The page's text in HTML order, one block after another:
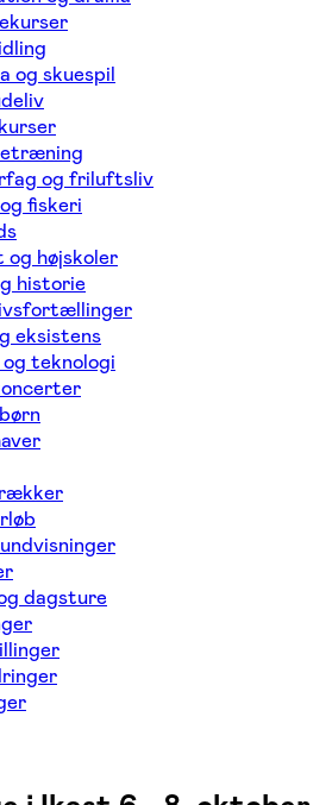
og skuespil
og friluftsliv
fiskeri
og højskoler
historie
eksistens
teknologi
dagsture